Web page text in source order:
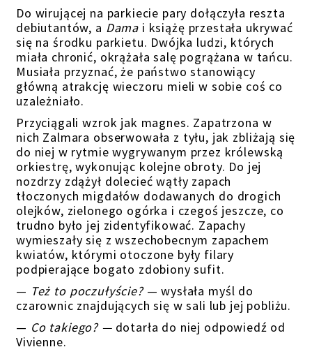
Do wirującej na parkiecie pary dołączyła reszta
debiutantów, a Dama i książę przestała ukrywać
się na środku parkietu. Dwójka ludzi, których
miała chronić, okrążała salę pogrążana w tańcu.
Musiała przyznać, że państwo stanowiący
główną atrakcję wieczoru mieli w sobie coś co
uzależniało.
Przyciągali wzrok jak magnes. Zapatrzona w
nich Zalmara obserwowała z tyłu, jak zbliżają się
do niej w rytmie wygrywanym przez królewską
orkiestrę,wykonując kolejne obroty. Do jej
nozdrzy zdążył dolecieć wątły zapach
tłoczonych migdałów dodawanych do drogich
olejków, zielonego ogórka i czegoś jeszcze, co
trudno było jej zidentyfikować. Zapachy
wymieszały się z wszechobecnym zapachem
kwiatów, którymi otoczone były filary
podpierające bogato zdobiony sufit.
— Też to poczułyście? — wysłała myśl do
czarownic znajdujących się w sali lub jej pobliżu.
— Co takiego? — dotarła do niej odpowiedź od
Vivienne.